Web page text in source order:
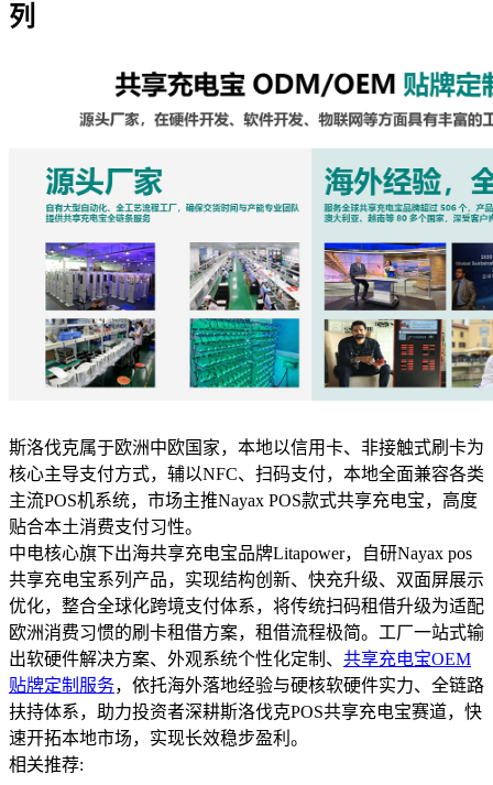
列
斯洛伐克属于欧洲中欧国家，本地以信用卡、非接触式刷卡为
核心主导支付方式，辅以NFC、扫码支付，本地全面兼容各类
主流POS机系统，市场主推Nayax POS款式共享充电宝，高度
贴合本土消费支付习性。
中电核心旗下出海共享充电宝品牌Litapower，自研Nayax pos
共享充电宝系列产品，实现结构创新、快充升级、双面屏展示
优化，整合全球化跨境支付体系，将传统扫码租借升级为适配
欧洲消费习惯的刷卡租借方案，租借流程极简。工厂一站式输
出软硬件解决方案、外观系统个性化定制、 共享充电宝OEM
贴牌定制服务，依托海外落地经验与硬核软硬件实力、全链路
扶持体系，助力投资者深耕斯洛伐克POS共享充电宝赛道，快
速开拓本地市场，实现长效稳步盈利。
相关推荐: